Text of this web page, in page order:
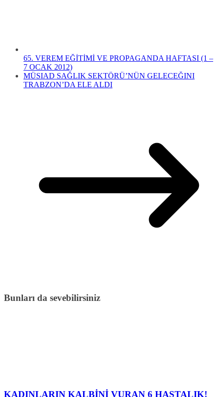
65. VEREM EĞİTİMİ VE PROPAGANDA HAFTASI (1 –
7 OCAK 2012)
MÜSIAD SAĞLIK SEKTÖRÜ’NÜN GELECEĞINI
TRABZON’DA ELE ALDI
Bunları da sevebilirsiniz
KADINLARIN KALBİNİ VURAN 6 HASTALIK!